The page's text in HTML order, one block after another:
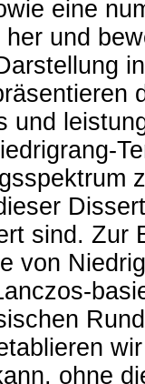
eine
und
und
sind. Zur
von
ohne